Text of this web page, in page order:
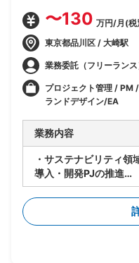
〜130 万円/月(税
東京都品川区 / 大崎駅
業務委託（フリーランス
プロジェクト管理 / PM
ランドデザイン/EA
業務内容
・サステナビリティ領
導入・開発PJの推進
・ベンダー側のITコン
から構想策定・PJ推進
・プロダクト導入PJ
・PMO業務（スケジ